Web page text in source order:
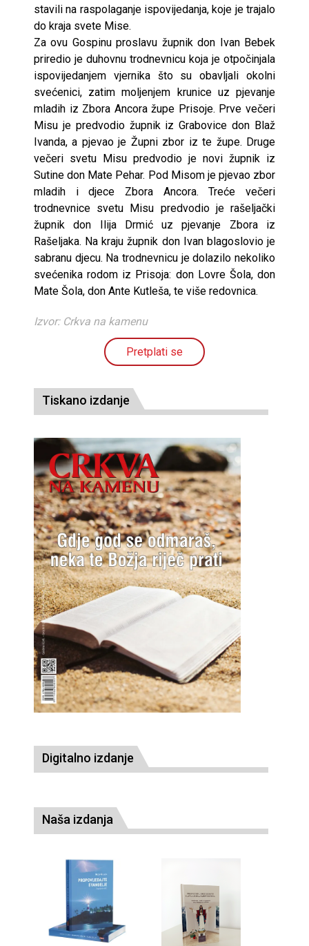
stavili na raspolaganje ispovijedanja, koje je trajalo
do kraja svete Mise.
Za ovu Gospinu proslavu župnik don Ivan Bebek
priredio je duhovnu trodnevnicu koja je otpočinjala
ispovijedanjem vjernika što su obavljali okolni
svećenici, zatim moljenjem krunice uz pjevanje
mladih iz Zbora Ancora župe Prisoje. Prve večeri
Misu je predvodio župnik iz Grabovice don Blaž
Ivanda, a pjevao je Župni zbor iz te župe. Druge
večeri svetu Misu predvodio je novi župnik iz
Sutine don Mate Pehar. Pod Misom je pjevao zbor
mladih i djece Zbora Ancora. Treće večeri
trodnevnice svetu Misu predvodio je rašeljački
župnik don Ilija Drmić uz pjevanje Zbora iz
Rašeljaka. Na kraju župnik don Ivan blagoslovio je
sabranu djecu. Na trodnevnicu je dolazilo nekoliko
svećenika rodom iz Prisoja: don Lovre Šola, don
Mate Šola, don Ante Kutleša, te više redovnica.
Izvor: Crkva na kamenu
Pretplati se
Tiskano izdanje
Digitalno izdanje
Naša izdanja